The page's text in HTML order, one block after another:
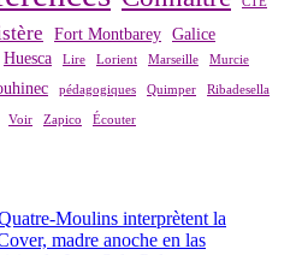
Fort Montbarey Galice
Huesca Lire Lorient Marseille Murcie
pédagogiques Quimper Ribadesella
Voir Zapico Écouter